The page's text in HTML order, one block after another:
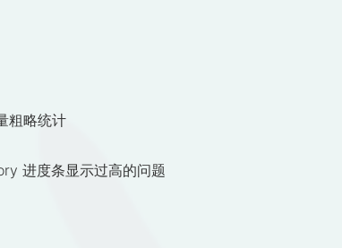
粗略统计
进度条显示过高的问题